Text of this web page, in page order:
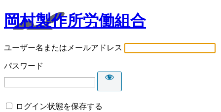
岡村製作所労働組合
ユーザー名またはメールアドレス
パスワード
ログイン状態を保存する